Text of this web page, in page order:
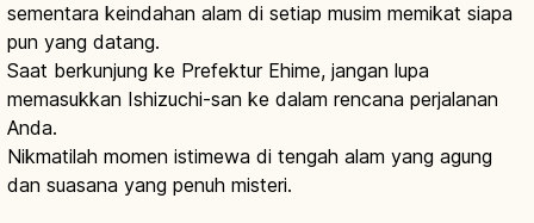
sementara keindahan alam di setiap musim memikat siapa
pun yang datang.
Saat berkunjung ke Prefektur Ehime, jangan lupa
memasukkan Ishizuchi-san ke dalam rencana perjalanan
Anda.
Nikmatilah momen istimewa di tengah alam yang agung
dan suasana yang penuh misteri.